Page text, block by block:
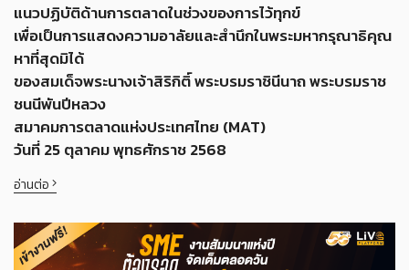
แนวปฏิบัติด้านการตลาดในช่วงของการไว้ทุกข์
เพื่อเป็นการแสดงความอาลัยและสำนึกในพระมหากรุณาธิคุณ
หาที่สุดมิได้
ของสมเด็จพระนางเจ้าสิริกิติ์ พระบรมราชินีนาถ พระบรมราช
ชนนีพันปีหลวง
สมาคมการตลาดแห่งประเทศไทย (MAT)
วันที่ 25 ตุลาคม พุทธศักราช 2568
อ่านต่อ